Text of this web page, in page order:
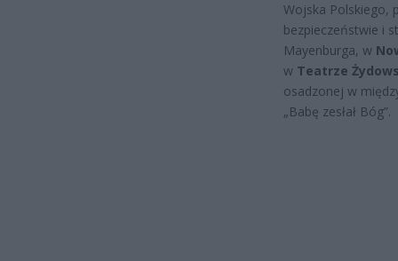
Wojska Polskiego,
bezpieczeństwie i
Mayenburga, w
w Teatrze
osadzonej w
„Babę zesłał Bóg”.